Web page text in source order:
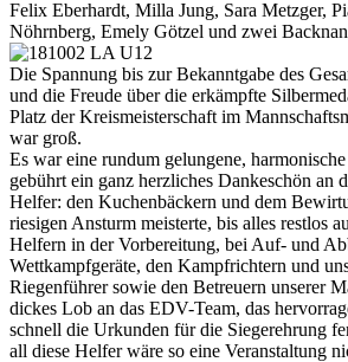
Felix Eberhardt, Milla Jung, Sara Metzger,
Nöhrnberg, Emely Götzel und zwei
Die Spannung bis zur Bekanntgabe des
und die Freude über die erkämpfte
Platz der Kreismeisterschaft im
war groß.
Es war eine rundum gelungene,
gebührt ein ganz herzliches Dankeschön an
Helfer: den Kuchenbäckern und dem
riesigen Ansturm meisterte, bis alles restlos
Helfern in der Vorbereitung, bei Auf- und
Wettkampfgeräte, den Kampfrichtern und
Riegenführer sowie den Betreuern unserer
dickes Lob an das EDV-Team, das
schnell die Urkunden für die Siegerehrung
all diese Helfer wäre so eine Veranstaltung